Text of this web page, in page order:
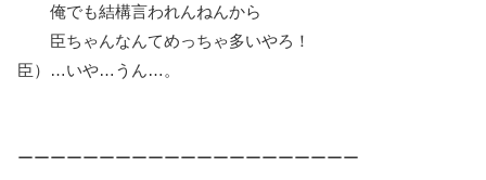
俺でも結構言われんねんから
臣ちゃんなんてめっちゃ多いやろ！
臣）…いや…うん…。
ーーーーーーーーーーーーーーーーーーーーー